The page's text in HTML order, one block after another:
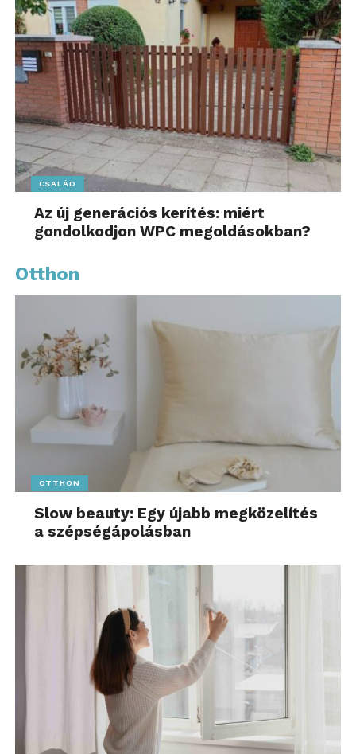
CSALÁD
Az új generációs kerítés: miért
gondolkodjon WPC megoldásokban?
Otthon
OTTHON
Slow beauty: Egy újabb megközelítés
a szépségápolásban